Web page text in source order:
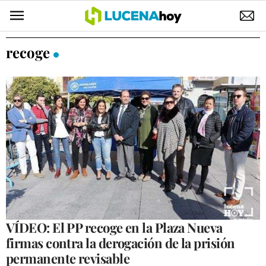
ELECCIONES
SUCESOS
ECONOMÍA
DESARROLLO LOCAL
LUCENA EMPRESAS
OCIO
COFRADÍAS
recoge
VÍDEO: El PP recoge en la Plaza Nueva
firmas contra la derogación de la prisión
permanente revisable